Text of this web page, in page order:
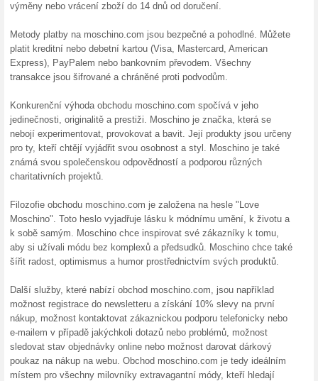
100% fungovalo Akce
Dámskou bundu značky
Moschino.com za akční
bunda se zlatým
Skončené nabídky... (9x)
Více o